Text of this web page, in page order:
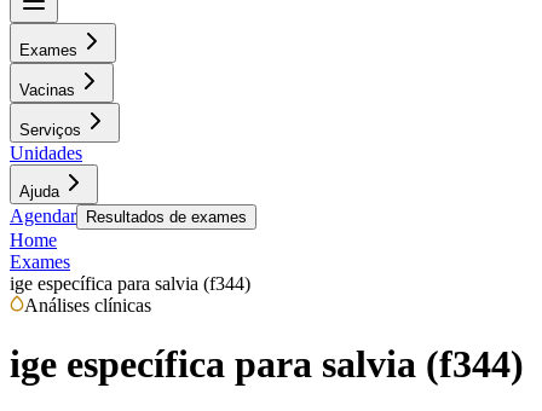
Exames
Vacinas
Serviços
Unidades
Ajuda
Agendar Resultados de exames
Home
Exames
ige específica para salvia (f344)
Análises clínicas
ige específica para salvia (f344)